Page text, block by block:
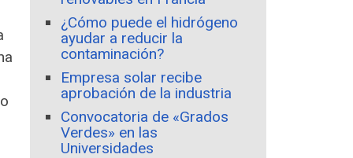
¿Cómo puede el hidrógeno
ayudar a reducir la
contaminación?
Empresa solar recibe
aprobación de la industria
Convocatoria de «Grados
Verdes» en las
Universidades